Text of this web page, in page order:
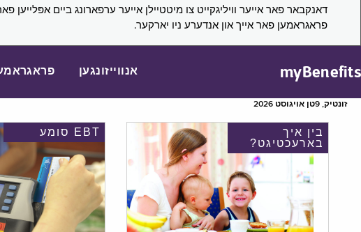
דאנקבאר פאר אייער וויליגקייט צו מיטטיילן אייער ערפארונג ביים
פראגראמען פאר אייך און אנדערע ניו יארקער.
myBenefits אנווייזונגען
זונטיק, 9טן אויגוסט 2026
EBT סומע
בין איך
בארעכטיגט?